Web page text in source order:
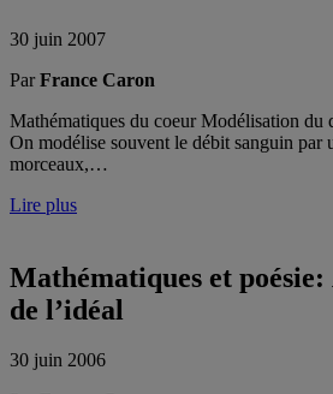
30 juin 2007
ParFrance Caron
Mathématiques du coeur Modélisation du
On modélise souvent le débit sanguin par
morceaux,…
Lire plus
Mathématiques et
de l’idéal
30 juin 2006